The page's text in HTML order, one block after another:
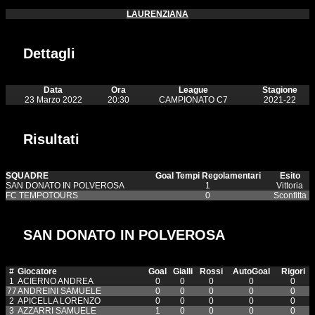
LAURENZIANA
Dettagli
Data Ora League
Stagione
23 Marzo 2022
20:30 CAMPIONATO C7 2021-22
Risultati
SQUADRE Goal Tempi Regolamentari
Esito
SAN DONATO IN POLVEROSA
1
Vittoria
FC TEMPOTOURS
0 Sconfitta
SAN DONATO IN POLVEROSA
# Giocatore Goal Gialli Rossi AutoGoal
Rigori
1 ACIERNO ANDREA 0 0 0 0
0
77ANDREINI SAMUELE 0 0 0 0
0
2 APICELLA LORENZO 0 0 0 0
0
3 AZZARRI SAMUELE 1 0 0 0 0